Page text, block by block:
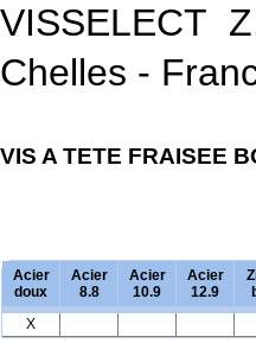
VISSELECT
Chelles -
VIS A TETE FRAISEE
Acier
doux
Acier
8.8
Acier
10.9
Acier
12.9
X